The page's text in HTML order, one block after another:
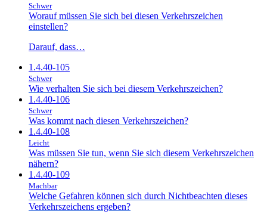
Schwer
Worauf müssen Sie sich bei diesen Verkehrszeichen
einstellen?
Darauf, dass…
1.4.40-105
Schwer
Wie verhalten Sie sich bei diesem Verkehrszeichen?
1.4.40-106
Schwer
Was kommt nach diesen Verkehrszeichen?
1.4.40-108
Leicht
Was müssen Sie tun, wenn Sie sich diesem Verkehrszeichen
nähern?
1.4.40-109
Machbar
Welche Gefahren können sich durch Nichtbeachten dieses
Verkehrszeichens ergeben?